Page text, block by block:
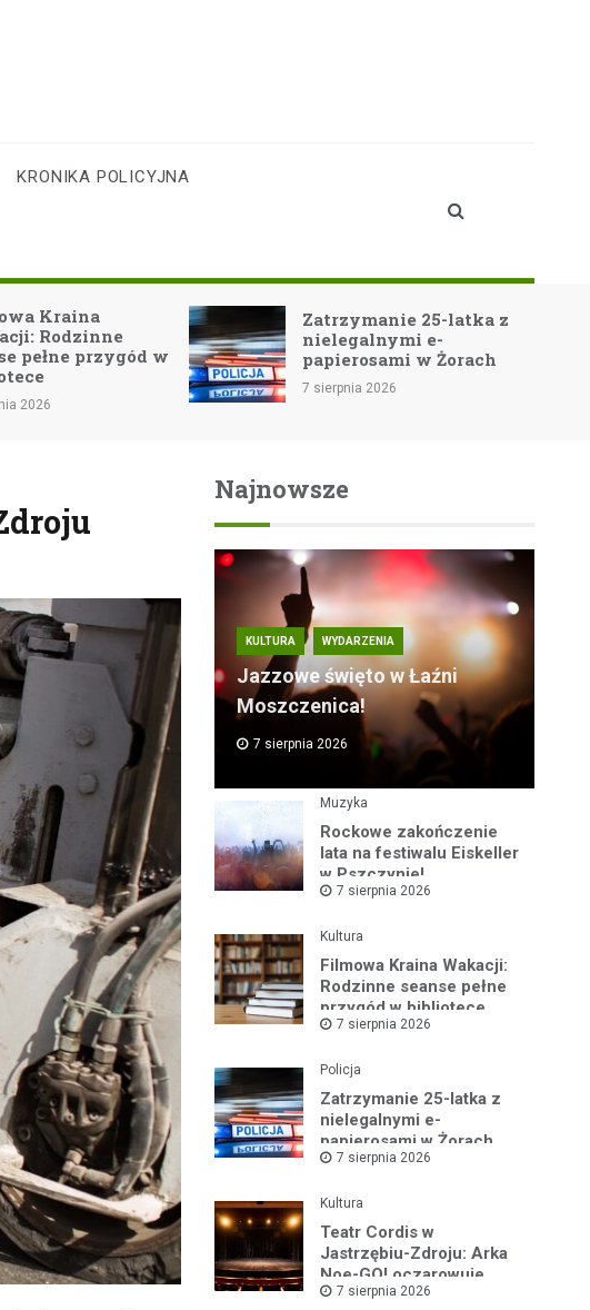
KRONIKA POLICYJNA
Zatrzymanie 25-latka z
nielegalnymi e-
papierosami w Żorach
7 sierpnia 2026
Teatr
Noe-GO!
Najnowsze
KULTURA WYDARZENIA
Jazzowe święto w Łaźni
Moszczenica!
7 sierpnia 2026
Muzyka
Rockowe zakończenie
lata na festiwalu Eiskeller
w Pszczynie!
7 sierpnia 2026
Kultura
Filmowa Kraina Wakacji:
Rodzinne seanse pełne
przygód w bibliotece
7 sierpnia 2026
Policja
Zatrzymanie 25-latka z
nielegalnymi e-
papierosami w Żorach
7 sierpnia 2026
Kultura
Teatr Cordis w
Jastrzębiu-Zdroju: Arka
Noe-GO! oczarowuje
widownię!
7 sierpnia 2026